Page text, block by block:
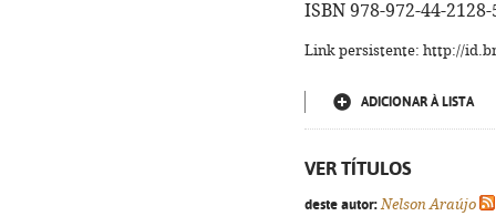
ISBN 978-972-44-2128-
Link persistente: http://
ADICIONAR À LISTA
VER TÍTULOS
deste autor: Nelson Araújo